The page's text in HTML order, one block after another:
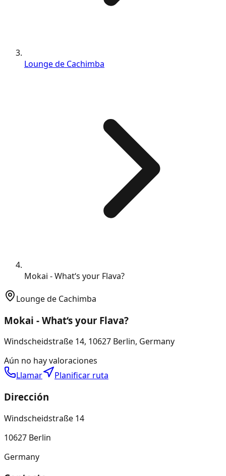
Lounge de Cachimba
Mokai - What‘s your Flava?
Lounge de Cachimba
Mokai - What‘s your Flava?
Windscheidstraße 14, 10627 Berlin, Germany
Aún no hay valoraciones
Llamar
Planificar ruta
Dirección
Windscheidstraße 14
10627 Berlin
Germany